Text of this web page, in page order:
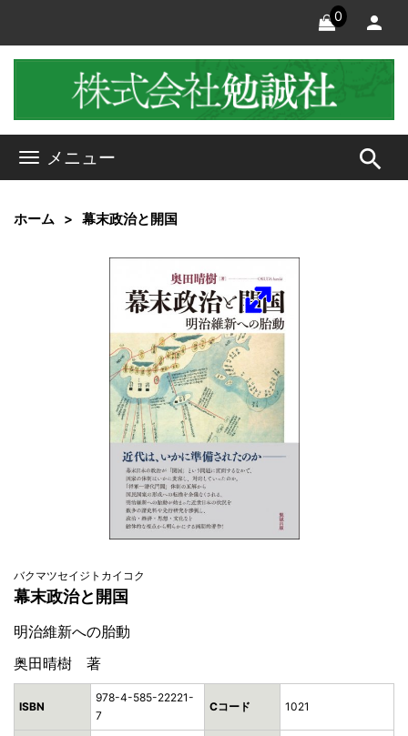
0
メニュー search
ホーム 幕末政治と開国
バクマツセイジトカイコク
幕末政治と開国
明治維新への胎動
奥田晴樹 著
ISBN
978-4-585-22221-
7
Cコード 1021